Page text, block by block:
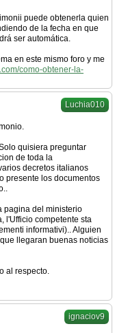
puede obtenerla quien
de la fecha en que
ser automática.
en este mismo foro y me
como-obtener-la-
Luchia010
quisiera preguntar
de toda la
decretos italianos
presente los documentos
pagina del ministerio
l'Ufficio competente sta
informativi).. Alguien
llegaran buenas noticias
al respecto.
ignaciov9